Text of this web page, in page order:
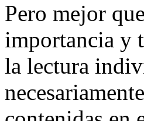
Pero mejor
importancia y
la lectura